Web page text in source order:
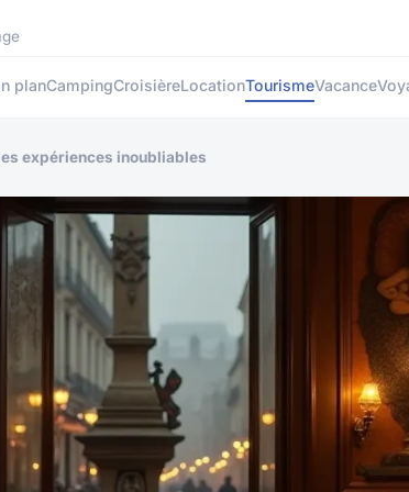
planCampingCroisièreLocationTourismeVacance
expériences inoubliables